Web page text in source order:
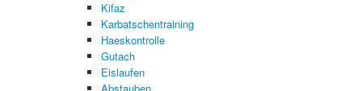
Kifaz
Karbatschentraining
Haeskontrolle
Gutach
Eislaufen